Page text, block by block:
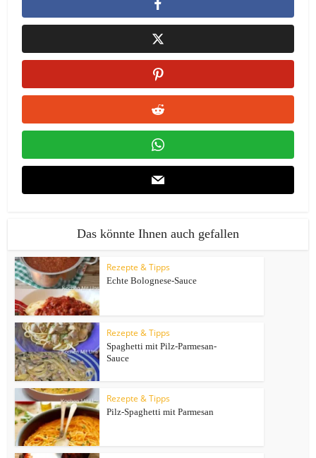
Das könnte Ihnen auch gefallen
Rezepte & Tipps
Echte Bolognese-Sauce
Rezepte & Tipps
Spaghetti mit Pilz-Parmesan-
Sauce
Rezepte & Tipps
Pilz-Spaghetti mit Parmesan